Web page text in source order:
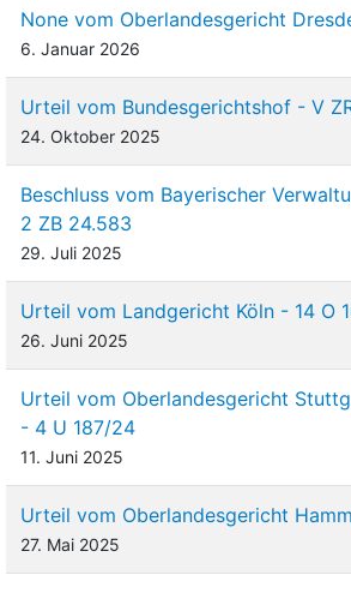
None vom Oberlandesgericht
6. Januar 2026
Urteil vom Bundesgerichtshof - V
24. Oktober 2025
Beschluss vom Bayerischer
2 ZB 24.583
29. Juli 2025
Urteil vom Landgericht Köln - 14 O
26. Juni 2025
Urteil vom Oberlandesgericht
- 4 U 187/24
11. Juni 2025
Urteil vom Oberlandesgericht
27. Mai 2025